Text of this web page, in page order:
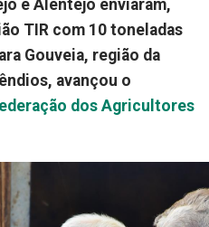
e Alentejo enviaram,
TIR com 10 toneladas
Gouveia, região da
avançou o
dos Agricultores